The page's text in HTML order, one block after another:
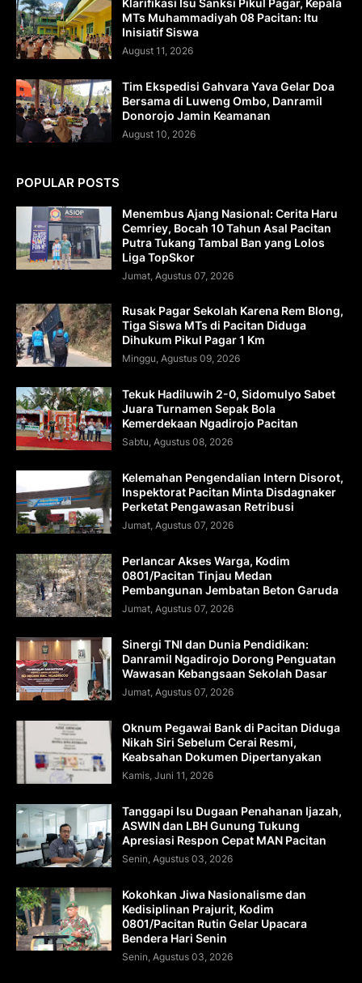
Klarifikasi Isu Sanksi Pikul Pagar, Kepala
MTs Muhammadiyah 08 Pacitan: Itu
Inisiatif Siswa
August 11, 2026
Tim Ekspedisi Gahvara Yava Gelar Doa
Bersama di Luweng Ombo, Danramil
Donorojo Jamin Keamanan
August 10, 2026
POPULAR POSTS
Menembus Ajang Nasional: Cerita Haru
Cemriey, Bocah 10 Tahun Asal Pacitan
Putra Tukang Tambal Ban yang Lolos
Liga TopSkor
Jumat, Agustus 07, 2026
Rusak Pagar Sekolah Karena Rem Blong,
Tiga Siswa MTs di Pacitan Diduga
Dihukum Pikul Pagar 1 Km
Minggu, Agustus 09, 2026
Tekuk Hadiluwih 2-0, Sidomulyo Sabet
Juara Turnamen Sepak Bola
Kemerdekaan Ngadirojo Pacitan
Sabtu, Agustus 08, 2026
Kelemahan Pengendalian Intern Disorot,
Inspektorat Pacitan Minta Disdagnaker
Perketat Pengawasan Retribusi
Jumat, Agustus 07, 2026
Perlancar Akses Warga, Kodim
0801/Pacitan Tinjau Medan
Pembangunan Jembatan Beton Garuda
Jumat, Agustus 07, 2026
Sinergi TNI dan Dunia Pendidikan:
Danramil Ngadirojo Dorong Penguatan
Wawasan Kebangsaan Sekolah Dasar
Jumat, Agustus 07, 2026
Oknum Pegawai Bank di Pacitan Diduga
Nikah Siri Sebelum Cerai Resmi,
Keabsahan Dokumen Dipertanyakan
Kamis, Juni 11, 2026
Tanggapi Isu Dugaan Penahanan Ijazah,
ASWIN dan LBH Gunung Tukung
Apresiasi Respon Cepat MAN Pacitan
Senin, Agustus 03, 2026
Kokohkan Jiwa Nasionalisme dan
Kedisiplinan Prajurit, Kodim
0801/Pacitan Rutin Gelar Upacara
Bendera Hari Senin
Senin, Agustus 03, 2026